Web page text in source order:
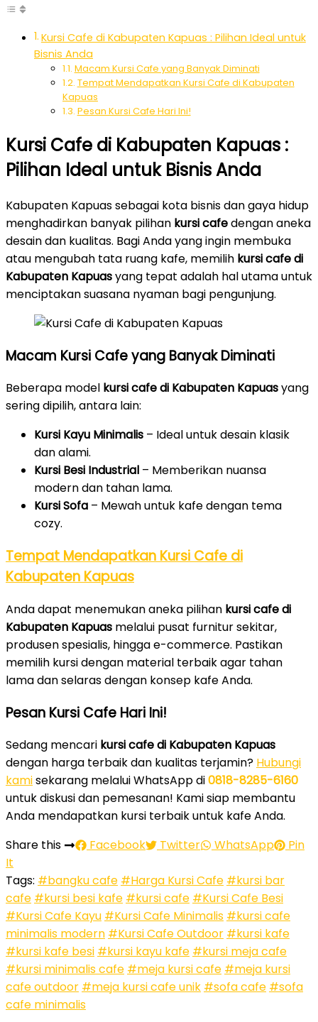
Kursi Cafe di Kabupaten Kapuas : Pilihan Ideal untuk
Bisnis Anda
Macam Kursi Cafe yang Banyak Diminati
Tempat Mendapatkan Kursi Cafe di Kabupaten
Kapuas
Pesan Kursi Cafe Hari Ini!
Kursi Cafe di Kabupaten Kapuas :
Pilihan Ideal untuk Bisnis Anda
Kabupaten Kapuas sebagai kota bisnis dan gaya hidup
menghadirkan banyak pilihan kursi cafedengan aneka
desain dan kualitas. Bagi Anda yang ingin membuka
atau mengubah tata ruang kafe, memilih kursi cafe di
Kabupaten Kapuasyang tepat adalah hal utama untuk
menciptakan suasana nyaman bagi pengunjung.
Macam Kursi Cafe yang Banyak Diminati
Beberapa model kursi cafe di Kabupaten Kapuasyang
sering dipilih, antara lain:
Kursi Kayu Minimalis – Ideal untuk desain klasik
dan alami.
Kursi Besi Industrial – Memberikan nuansa
modern dan tahan lama.
Kursi Sofa – Mewah untuk kafe dengan tema
cozy.
Tempat Mendapatkan Kursi Cafe di
Kabupaten Kapuas
Anda dapat menemukan aneka pilihan kursi cafe di
Kabupaten Kapuas melalui pusat furnitur sekitar,
produsen spesialis, hingga e-commerce. Pastikan
memilih kursi dengan material terbaik agar tahan
lama dan selaras dengan konsep kafe Anda.
Pesan Kursi Cafe Hari Ini!
Sedang mencari kursi cafe di Kabupaten Kapuas
dengan harga terbaik dan kualitas terjamin? Hubungi
kamisekarang melalui WhatsApp di0818-8285-6160
untuk diskusi dan pemesanan! Kami siap membantu
Anda mendapatkan kursi terbaik untuk kafe Anda.
Share this
Facebook Twitter WhatsApp
Pin
It
Tags: #bangku cafe #Harga Kursi Cafe #kursi bar
cafe #kursi besi kafe #kursi cafe #Kursi Cafe Besi
#Kursi Cafe Kayu #Kursi Cafe Minimalis #kursi cafe
minimalis modern #Kursi Cafe Outdoor #kursi kafe
#kursi kafe besi #kursi kayu kafe #kursi meja cafe
#kursi minimalis cafe #meja kursi cafe #meja kursi
cafe outdoor #meja kursi cafe unik #sofa cafe #sofa
cafe minimalis